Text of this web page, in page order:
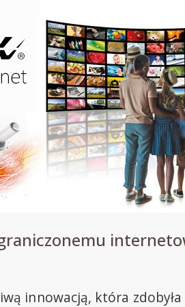
innowacją, która